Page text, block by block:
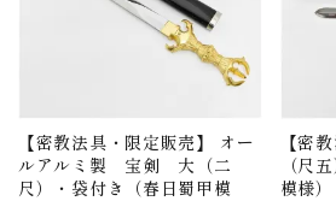
【密教法具・限定販売】 オー
ルアルミ製 宝剣 大（二
尺）・袋付き（春日蜀甲模
【密
（尺
模様）